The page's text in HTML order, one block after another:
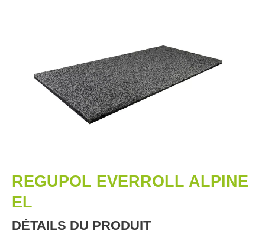
REGUPOL EVERROLL ALPINE
EL
DÉTAILS DU PRODUIT